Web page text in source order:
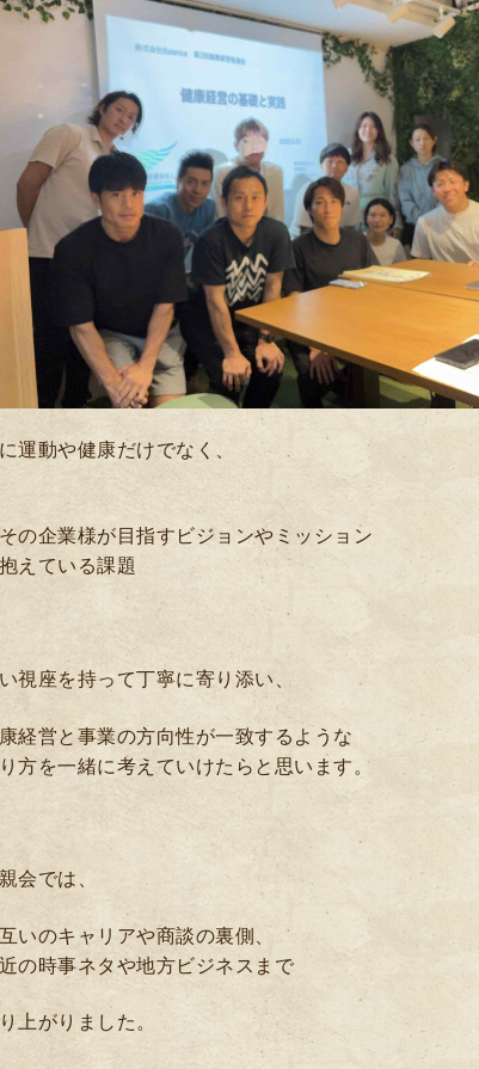
運動や健康だけでなく、
その企業様が目指すビジョンやミッション
抱えている課題
視座を持って丁寧に寄り添い、
経営と事業の方向性が一致するような
方を一緒に考えていけたらと思います。
会では、
いのキャリアや商談の裏側、
の時事ネタや地方ビジネスまで
上がりました。